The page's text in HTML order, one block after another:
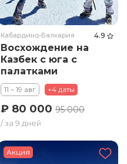
Кабардино-Балкария 4.9
Восхождение на
Казбек с юга с
палатками
(Грузия). Тариф
Стандарт
11 – 19 авг +4 даты
₽ 80 00095 000
/ за 9 дней
Акция